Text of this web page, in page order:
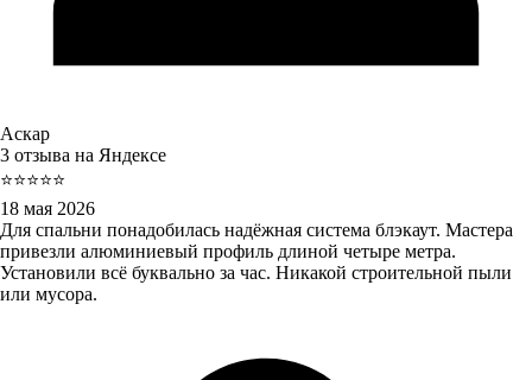
Аскар
3 отзыва на Яндексе
⭐⭐⭐⭐⭐
18 мая 2026
Для спальни понадобилась надёжная система блэкаут. Мастера
привезли алюминиевый профиль длиной четыре метра.
Установили всё буквально за час. Никакой строительной пыли
или мусора.